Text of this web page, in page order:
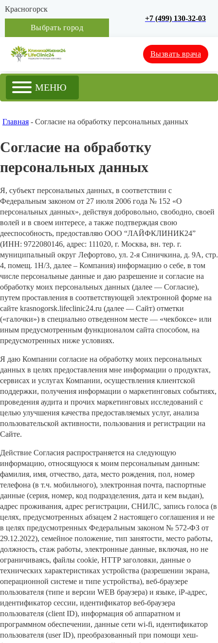
Красногорск
Выбрать город
+7 (499) 130-32-03
Вызвать врача
МЕНЮ
Главная - Согласие на обработку персональных данных
Согласие на обработку
персональных данных
Я, субъект персональных данных, в соответствии с
Федеральным законом от 27 июля 2006 года № 152 «О
персональных данных», действуя добровольно, свободно, своей
волей и в своем интересе, а также подтверждая свою
дееспособность, предоставляю ООО “ЛАЙФКЛИНИК24”
(ИНН: 9722080146, адрес: 111020, г. Москва, вн. тер. г.
муниципальный округ Лефортово, ул. 2-я Синичкина, д. 9А, стр.
4, помещ. 1Н/3, далее – Компания) информацию о себе, в том
числе персональные данные и даю разрешение и согласие на
обработку моих персональных данных (далее — Согласие),
путем проставления в соответствующей электронной форме на
сайте krasnogorsk.lifeclinic24.ru (далее — Сайт) отметки
(«галочки») в специально отведенном месте — «чекбоксе» или
иным предусмотренным функционалом сайта способом, на
предусмотренных ниже условиях.
Я даю Компании согласие на обработку моих персональных
данных в целях предоставления мне информации о продуктах,
сервисах и услугах Компании, осуществления клиентской
поддержки, получения информации о маркетинговых событиях,
проведения аудита и прочих маркетинговых исследований с
целью улучшения качества предоставляемых услуг, анализа
пользовательской активности, пользования и регистрации на
Сайте.
Действие Согласия распространяется на следующую
информацию, относящуюся к моим персональным данным:
фамилия, имя, отчество, дата, место рождения, пол, номер
телефона (в т.ч. мобильного), электронная почта, паспортные
данные (серия, номер, код подразделения, дата и кем выдан),
адрес проживания, адрес регистрации, СНИЛС, запись голоса (в
целях, предусмотренных абзацем 2 настоящего соглашения и не
в целях предусмотренных Федеральным законом № 572-ФЗ от
29.12.2022), семейное положение, тип занятости, место работы,
должность, стаж работы, электронные данные, включая, но не
ограничиваясь, файлы cookie, HTTP заголовки, данные о
технических характеристиках устройства (разрешении экрана,
операционной системе и типе устройства), веб-браузере
пользователя (типе и версии WEB браузера) и языке, iP-адрес,
идентификатор сессии, идентификатор веб-браузера
пользователя (client ID), информация об аппаратном и
программном обеспечении, данные сети wi-fi, идентификатор
пользователя (user ID), преобразованный при помощи хеш-